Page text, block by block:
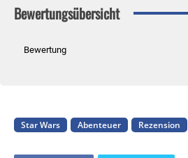
Bewertungsübersicht
Bewertung
Star Wars Abenteuer Rezension